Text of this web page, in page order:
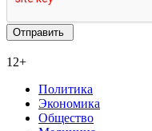
12+
Политика
Экономика
Общество